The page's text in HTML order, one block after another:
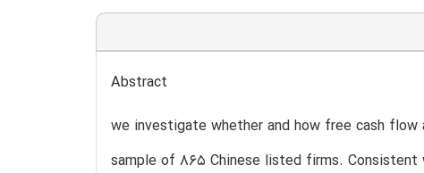
Abstract
we investigate whether and how free cash
sample of 865 Chinese listed firms.